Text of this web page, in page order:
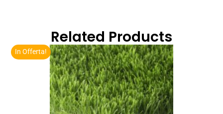
Related Products
In Offerta!